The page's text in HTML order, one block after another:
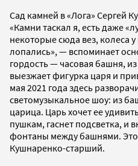
Сад камней в «Лога» Сергей
«Камни таскал я, есть даже
некоторые сюда вез, колеса
лопались», — вспоминает
гордость — часовая башня,
выезжает фигурка царя и
мая 2021 года здесь
светомузыкальное шоу: из
царица. Царь хочет ее
пушкам, гаснет подсветка,
фонтаны между башнями.
Кушнаренко-старший.